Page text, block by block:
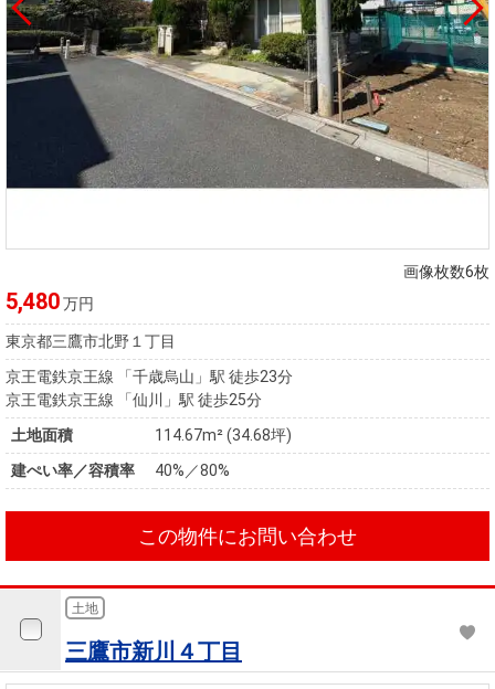
画像枚数6枚
5,480万円
東京都三鷹市北野１丁目
京王電鉄京王線 「千歳烏山」駅 徒歩23分
京王電鉄京王線 「仙川」駅 徒歩25分
土地面積
114.67m² (34.68坪)
建ぺい率／容積率
40%／80%
この物件にお問い合わせ
土地
三鷹市新川４丁目